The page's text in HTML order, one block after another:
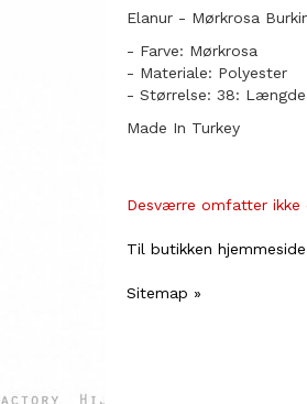
Elanur - Mørkrosa
- Farve: Mørkrosa
- Materiale: Polyester
- Størrelse: 38: Længde
Made In Turkey
Desværre omfatter ikke
Til butikken
Sitemap »